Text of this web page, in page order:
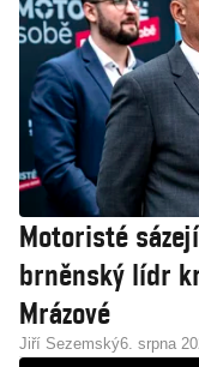
Motoristé
brněnský lídr
Mrázové
Jiří Sezemský6. srpna